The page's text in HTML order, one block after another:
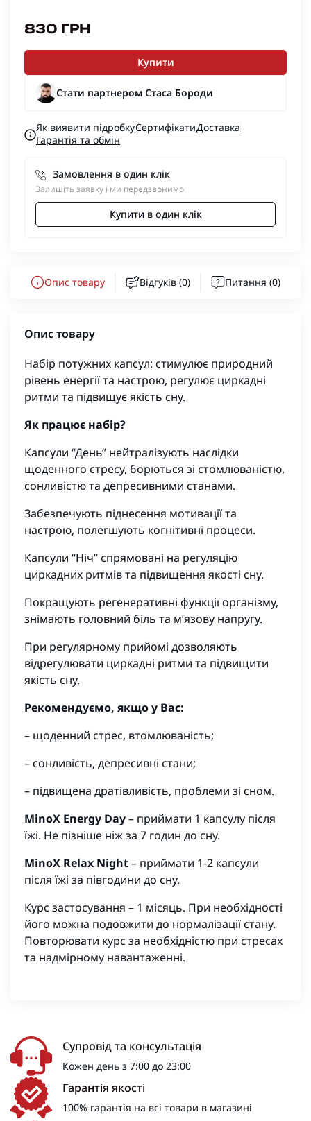
830 ГРН
Купити
Стати партнером Стаса Бороди
Як виявити підробкуСертифікатиДоставка
Гарантія та обмін
Замовлення в один клік
Залишіть заявку і ми передзвонимо
Купити в один клік
Опис товару Відгуків (0) Питання (0)
Опис товару
Набір потужних капсул: стимулює природний
рівень енергії та настрою, регулює циркадні
ритми та підвищує якість сну.
Як працює набір?
Капсули “День” нейтралізують наслідки
щоденного стресу, борються зі стомлюваністю,
сонливістю та депресивними станами.
Забезпечують піднесення мотивації та
настрою, полегшують когнітивні процеси.
Капсули “Ніч” спрямовані на регуляцію
циркадних ритмів та підвищення якості сну.
Покращують регенеративні функції організму,
знімають головний біль та м’язову напругу.
При регулярному прийомі дозволяють
відрегулювати циркадні ритми та підвищити
якість сну.
Рекомендуємо, якщо у Вас:
– щоденний стрес, втомлюваність;
– сонливість, депресивні стани;
– підвищена дратівливість, проблеми зі сном.
MinoX Energy Day– приймати 1 капсулу після
їжі. Не пізніше ніж за 7 годин до сну.
MinoX Relax Night– приймати 1-2 капсули
після їжі за півгодини до сну.
Курс застосування – 1 місяць. При необхідності
його можна подовжити до нормалізації стану.
Повторювати курс за необхідністю при стресах
та надмірному навантаженні.
Супровід та консультація
Кожен день з 7:00 до 23:00
Гарантія якості
100% гарантія на всі товари в магазині